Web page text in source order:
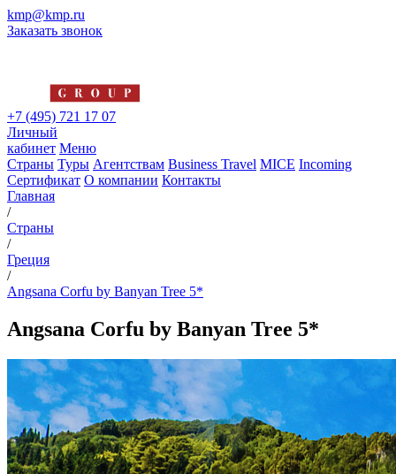
kmp@kmp.ru
Заказать звонок
+7 (495) 721 17 07
Личный
кабинет Меню
Страны Туры Агентствам Business Travel MICE Incoming
Сертификат О компании Контакты
Главная
/
Страны
/
Греция
/
Angsana Corfu by Banyan Tree 5*
Angsana Corfu by Banyan Tree 5*